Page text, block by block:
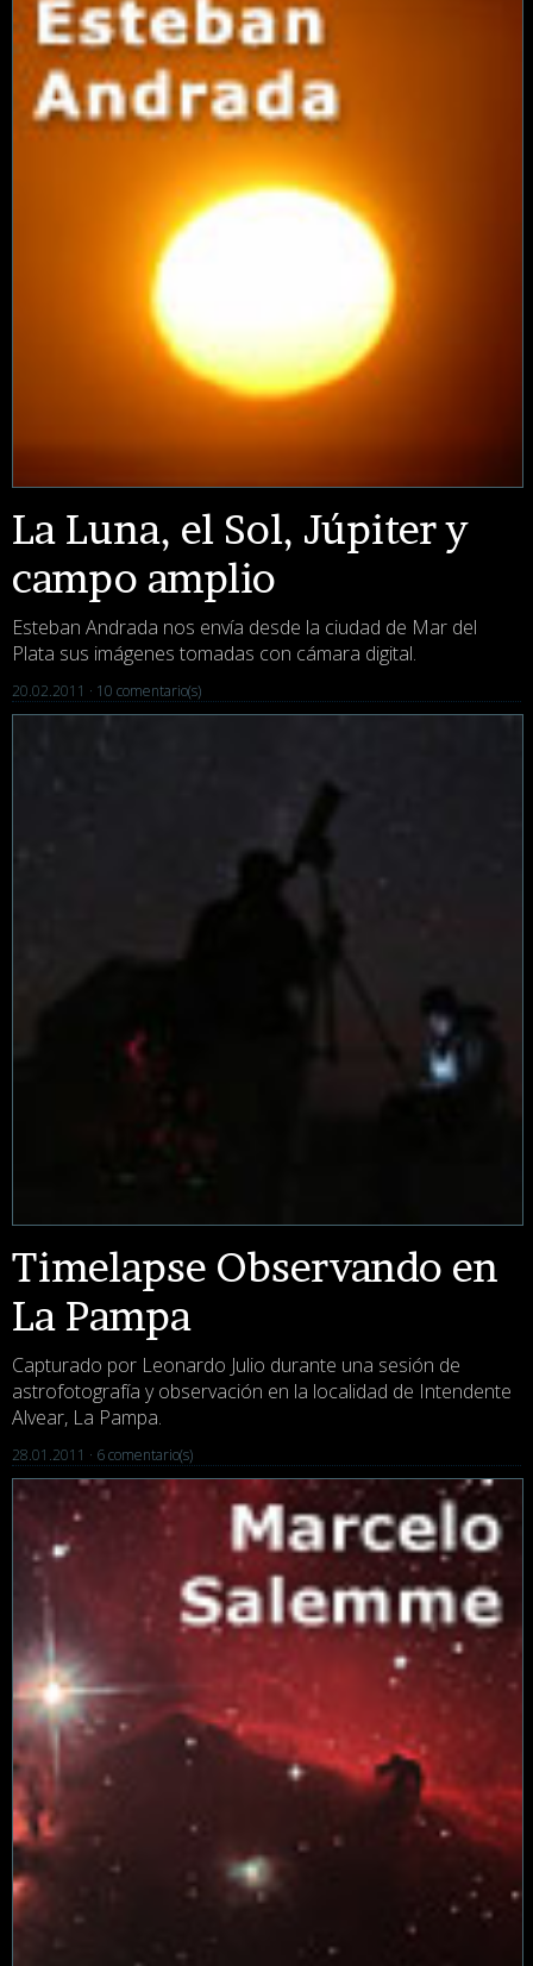
La Luna, el Sol, Júpiter y
campo amplio
Esteban Andrada nos envía desde la ciudad de Mar del
Plata sus imágenes tomadas con cámara digital.
20.02.2011 · 10 comentario(s)
Timelapse Observando en
La Pampa
Capturado por Leonardo Julio durante una sesión de
astrofotografía y observación en la localidad de Intendente
Alvear, La Pampa.
28.01.2011 · 6 comentario(s)